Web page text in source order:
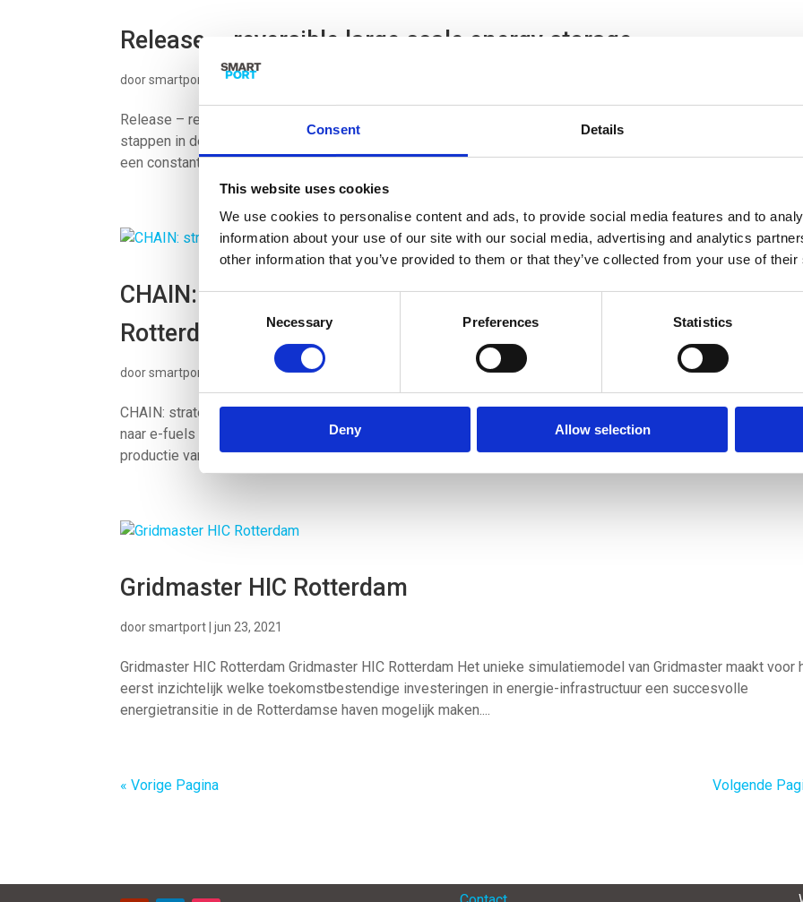
Consent Details
This website uses cookies
We use cookies to personalise content and ads, to provide social media features and to
information about your use of our site with our social media, advertising and analytics
other information that you’ve provided to them or that they’ve collected from your use of
Selection
Necessary Preferences Statistics
Deny Allow selection
Release – reversible large scale energy storage
doorsmartport sep 7, 2022
Release – reversible large scale energy storage Release – reversible large scale energy storage Release
stappen in de energietransitie door de ontwikkeling van grootschalige energie opslagsystemen en zorgt
een constante aanvoer van hernieuwbare energie. ...
CHAIN: strategieën voor de transitie naar e-fuels in de
Rotterdamse haven
doorsmartport sep 1, 2022
CHAIN: strategieën voor de transitie naar e-fuels in de Rotterdamse haven CHAIN: strategieën voor de
naar e-fuels in de Rotterdamse haven In de Rotterdamse regio, rijk aan petrochemische industrie, speelt de
productie van brandstoffen van oudsher een grote...
Gridmaster HIC Rotterdam
doorsmartport |jun 23, 2021
Gridmaster HIC Rotterdam Gridmaster HIC Rotterdam Het unieke simulatiemodel van Gridmaster maakt voor
eerst inzichtelijk welke toekomstbestendige investeringen in energie-infrastructuur een succesvolle
energietransitie in de Rotterdamse haven mogelijk maken....
« Vorige Pagina Volgende